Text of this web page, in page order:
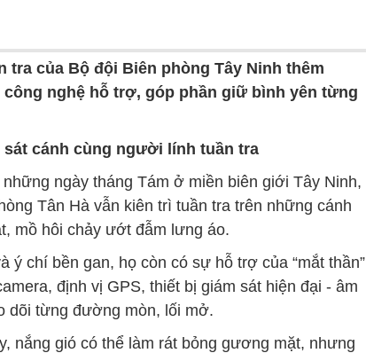
tra của Bộ đội Biên phòng Tây Ninh thêm
nghệ hỗ trợ, góp phần giữ bình yên từng
sát cánh cùng người lính tuần tra
ngày tháng Tám ở miền biên giới Tây Ninh,
Tân Hà vẫn kiên trì tuần tra trên những cánh
mồ hôi chảy ướt đẫm lưng áo.
ý chí bền gan, họ còn có sự hỗ trợ của “mắt thần”
định vị GPS, thiết bị giám sát hiện đại - âm
dõi từng đường mòn, lối mở.
nắng gió có thể làm rát bỏng gương mặt, nhưng